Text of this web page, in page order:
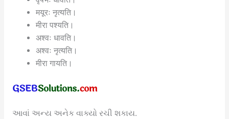
मयूरः नृत्यति।
मीरा पश्यति।
अश्वः धावति।
अश्वः नृत्यति।
मीरा गायति।
આવાં અન્ય અનેક વાક્યો રચી શકાય.